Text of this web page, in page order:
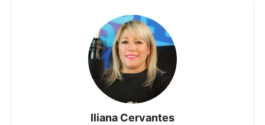
Iliana Cervantes